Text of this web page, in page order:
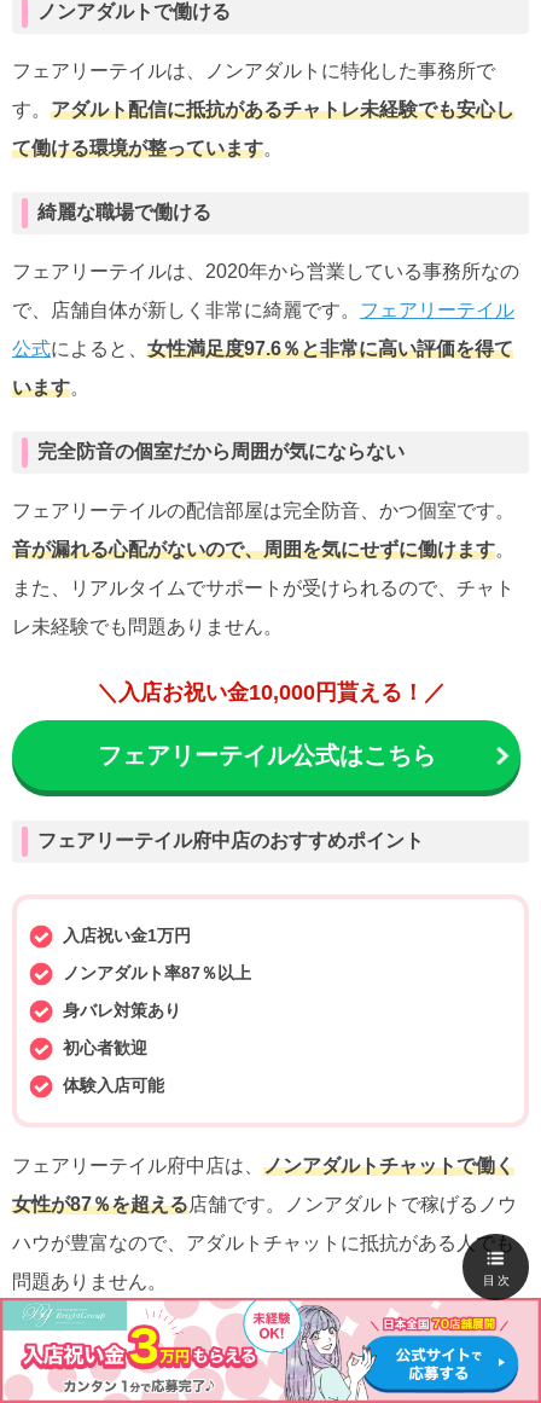
ノンアダルトで働ける
フェアリーテイルは、ノンアダルトに特化した事務所で
す。 アダルト配信に抵抗があるチャトレ未経験でも安心し
て働ける環境が整っています。
綺麗な職場で働ける
フェアリーテイルは、2020年から営業している事務所なの
で、店舗自体が新しく非常に綺麗です。 フェアリーテイル
公式によると、 女性満足度97.6％と非常に高い評価を得て
います。
完全防音の個室だから周囲が気にならない
フェアリーテイルの配信部屋は完全防音、かつ個室です。
音が漏れる心配がないので、周囲を気にせずに働けます。
また、リアルタイムでサポートが受けられるので、チャト
レ未経験でも問題ありません。
＼入店お祝い金10,000円貰える！／
フェアリーテイル公式はこちら
フェアリーテイル府中店のおすすめポイント
入店祝い金1万円
ノンアダルト率87％以上
身バレ対策あり
初心者歓迎
体験入店可能
フェアリーテイル府中店は、 ノンアダルトチャットで働く
女性が87％を超える店舗です。ノンアダルトで稼げるノウ
ハウが豊富なので、アダルトチャットに抵抗がある人でも
問題ありません。
また、身バレ対策も徹底しており、人妻の方も働きやすい
と評判です。随時体験入店も歓迎しているので、まずは一
目次